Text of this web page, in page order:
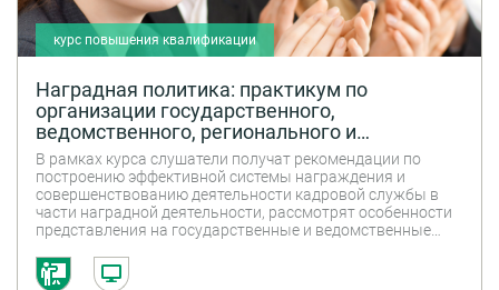
курс повышения квалификации
Наградная политика: практикум по
организации государственного,
ведомственного, регионального и
корпоративного награждения персонала
В рамках курса слушатели получат рекомендации по
построению эффективной системы награждения и
совершенствованию деятельности кадровой службы в
части наградной деятельности, рассмотрят особенности
представления на государственные и ведомственные
познакомятся с современным опытом российских
компаний по организации процесса корпоративного